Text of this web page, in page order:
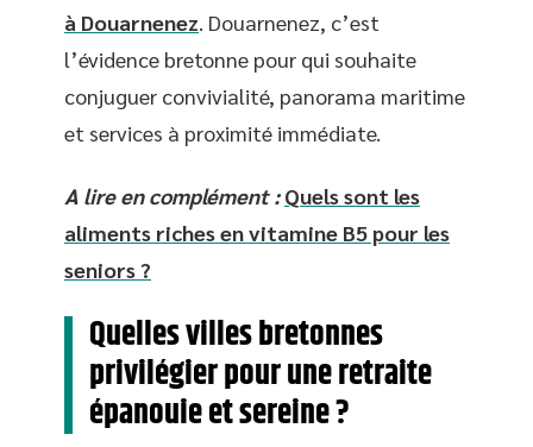
à Douarnenez . Douarnenez, c’est
l’évidence bretonne pour qui souhaite
conjuguer convivialité, panorama maritime
et services à proximité immédiate.
A lire en complément : Quels sont les
aliments riches en vitamine B5 pour les
seniors ?
Quelles villes bretonnes
privilégier pour une retraite
épanouie et sereine ?